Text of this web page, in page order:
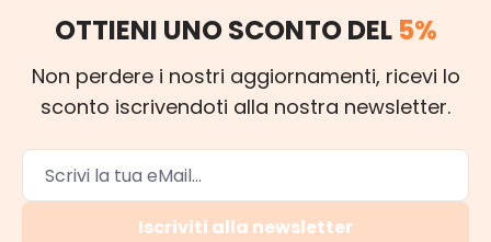
OTTIENI UNO SCONTO DEL 5%
Non perdere i nostri aggiornamenti, ricevi lo
sconto iscrivendoti alla nostra newsletter.
Iscriviti alla newsletter